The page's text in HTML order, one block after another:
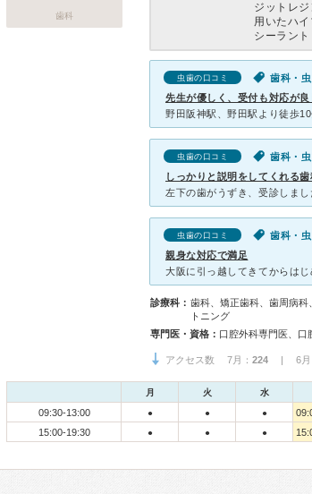
歯科
ジットレ
用いたハ
シーラント
虫歯の口コミ 歯科・
先生が優しく、受付も対応が良
虫歯の口コミ 歯科・
しっかりと説明をしてくれる歯
虫歯の口コミ 歯科・
親身な対応で満足
診療科： 歯科、矯正歯科、歯周病科
トニング
専門医・資格： 口腔外科専門医、口
アクセス数 7月： 224 | 6月
月 火 水
09:30-13:00 ● ● ●
15:00-19:30
● ● ●